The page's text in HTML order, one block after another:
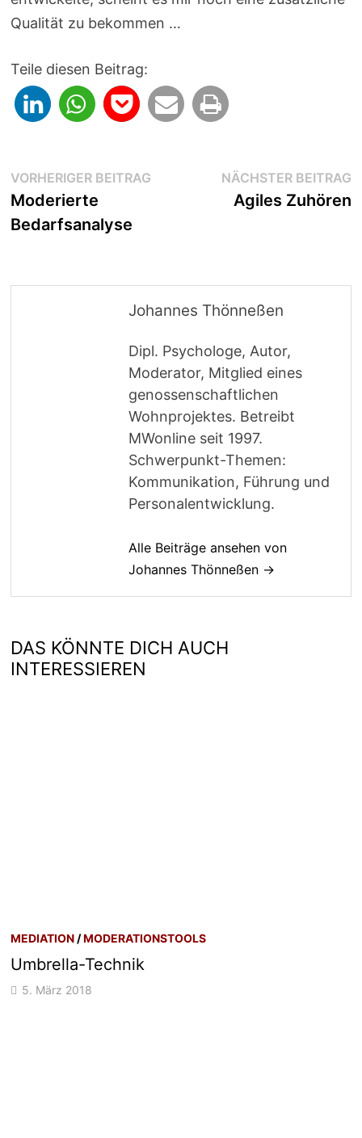
Qualität zu bekommen …
Teile diesen Beitrag:
Beitragsnavigation
VORHERIGER BEITRAG Vorheriger
Moderierte
Bedarfsanalyse
NÄCHSTER BEITRAG
Agiles Zuhören
Johannes Thönneßen
Dipl. Psychologe, Autor,
Moderator, Mitglied eines
genossenschaftlichen
Wohnprojektes. Betreibt
MWonline seit 1997.
Schwerpunkt-Themen:
Kommunikation, Führung und
Personalentwicklung.
Alle Beiträge ansehen von
Johannes Thönneßen →
DAS KÖNNTE DICH AUCH
INTERESSIEREN
MEDIATION /MODERATIONSTOOLS
Umbrella-Technik
5. März 2018